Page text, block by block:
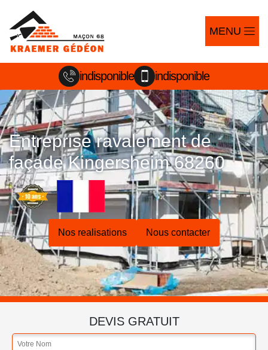
MENU
indisponible indisponible
Entreprise ravalement de
façade Kingersheim 68260
Nos realisations Nous contacter
DEVIS GRATUIT